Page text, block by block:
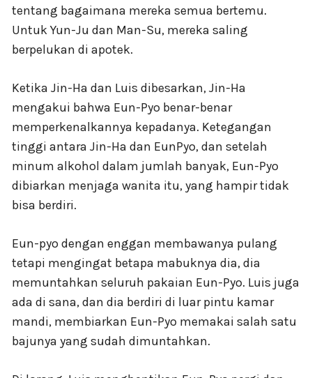
tentang bagaimana mereka semua bertemu.
Untuk Yun-Ju dan Man-Su, mereka saling
berpelukan di apotek.
Ketika Jin-Ha dan Luis dibesarkan, Jin-Ha
mengakui bahwa Eun-Pyo benar-benar
memperkenalkannya kepadanya. Ketegangan
tinggi antara Jin-Ha dan EunPyo, dan setelah
minum alkohol dalam jumlah banyak, Eun-Pyo
dibiarkan menjaga wanita itu, yang hampir tidak
bisa berdiri.
Eun-pyo dengan enggan membawanya pulang
tetapi mengingat betapa mabuknya dia, dia
memuntahkan seluruh pakaian Eun-Pyo. Luis juga
ada di sana, dan dia berdiri di luar pintu kamar
mandi, membiarkan Eun-Pyo memakai salah satu
bajunya yang sudah dimuntahkan.